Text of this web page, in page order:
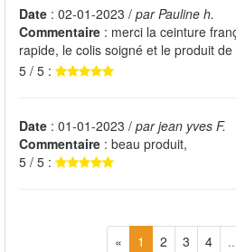
Date : 02-01-2023 / par Pauline h.
Commentaire : merci la ceinture
rapide, le colis soigné et le produit
5 / 5 :
Date : 01-01-2023 / par jean yves F.
Commentaire : beau produit,
5 / 5 :
« 1 2 3 4